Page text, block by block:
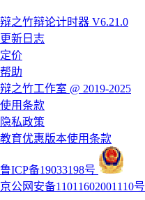
辩之竹辩论计时器 V6.21.0
更新日志
定价
帮助
辩之竹工作室 @ 2019-2025
使用条款
隐私政策
教育优惠版本使用条款
鲁ICP备19033198号
京公网安备11011602001110号